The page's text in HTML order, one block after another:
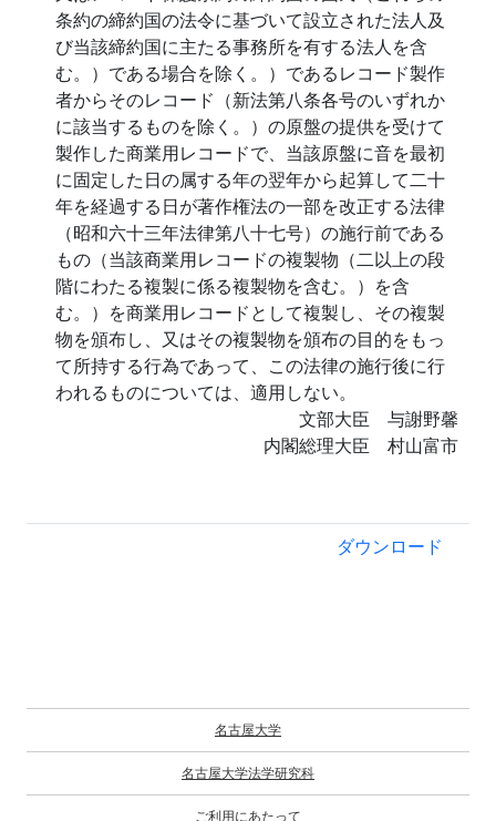
条約の締約国の法令に基づいて設立された法人及
び当該締約国に主たる事務所を有する法人を含
む。）である場合を除く。）であるレコード製作
者からそのレコード（新法第八条各号のいずれか
に該当するものを除く。）の原盤の提供を受けて
製作した商業用レコードで、当該原盤に音を最初
に固定した日の属する年の翌年から起算して二十
年を経過する日が著作権法の一部を改正する法律
（昭和六十三年法律第八十七号）の施行前である
もの（当該商業用レコードの複製物（二以上の段
階にわたる複製に係る複製物を含む。）を含
む。）を商業用レコードとして複製し、その複製
物を頒布し、又はその複製物を頒布の目的をもっ
て所持する行為であって、この法律の施行後に行
われるものについては、適用しない。
文部大臣 与謝野馨
内閣総理大臣 村山富市
ダウンロード
名古屋大学
名古屋大学法学研究科
ご利用にあたって